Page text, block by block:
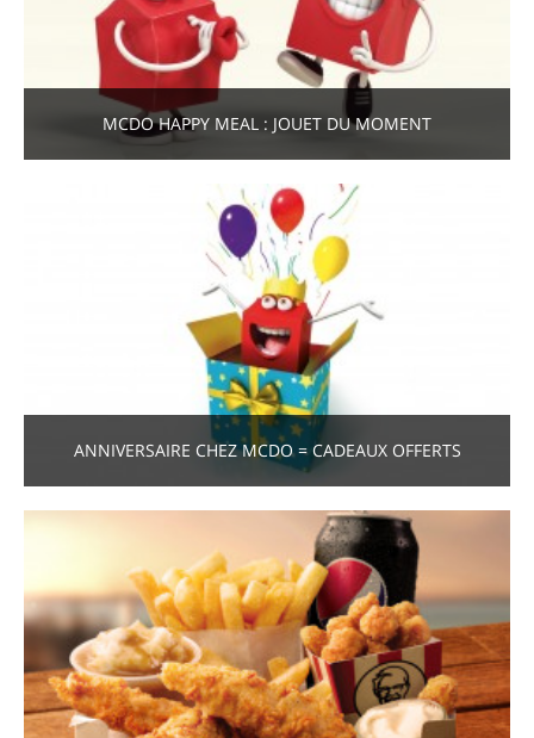
MCDO HAPPY MEAL : JOUET DU MOMENT
ANNIVERSAIRE CHEZ MCDO = CADEAUX OFFERTS